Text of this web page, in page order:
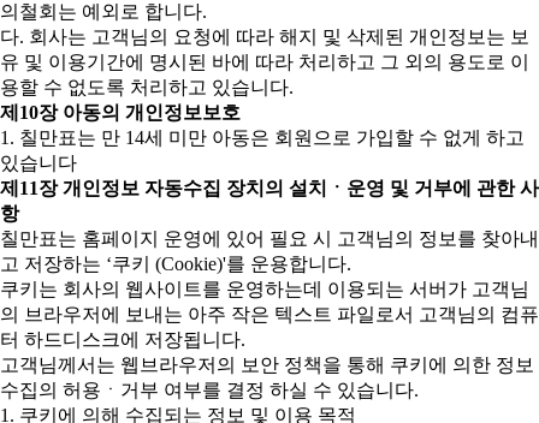
의철회는 예외로 합니다.
다. 회사는 고객님의 요청에 따라 해지 및 삭제된 개인정보는 보
유 및 이용기간에 명시된 바에 따라 처리하고 그 외의 용도로 이
용할 수 없도록 처리하고 있습니다.
제10장 아동의 개인정보보호
1. 칠만표는 만 14세 미만 아동은 회원으로 가입할 수 없게 하고
있습니다
제11장 개인정보 자동수집 장치의 설치ㆍ운영 및 거부에 관한 사
항
칠만표는 홈페이지 운영에 있어 필요 시 고객님의 정보를 찾아내
고 저장하는 ‘쿠키 (Cookie)'를 운용합니다.
쿠키는 회사의 웹사이트를 운영하는데 이용되는 서버가 고객님
의 브라우저에 보내는 아주 작은 텍스트 파일로서 고객님의 컴퓨
터 하드디스크에 저장됩니다.
고객님께서는 웹브라우저의 보안 정책을 통해 쿠키에 의한 정보
수집의 허용ㆍ거부 여부를 결정 하실 수 있습니다.
1. 쿠키에 의해 수집되는 정보 및 이용 목적